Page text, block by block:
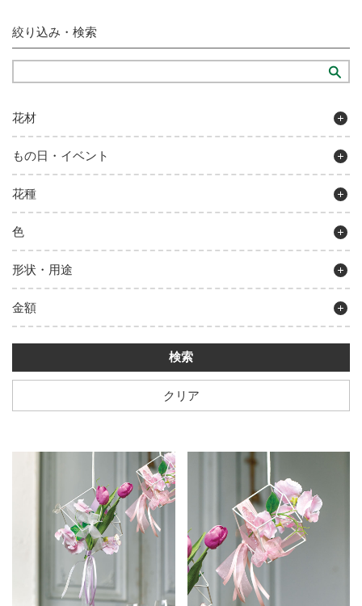
絞り込み・検索
花材
もの日・イベント
花種
色
形状・用途
金額
クリア